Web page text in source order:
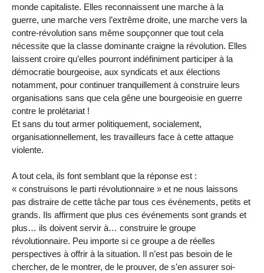
monde capitaliste. Elles reconnaissent une marche à la
guerre, une marche vers l’extrême droite, une marche vers la
contre-révolution sans même soupçonner que tout cela
nécessite que la classe dominante craigne la révolution. Elles
laissent croire qu’elles pourront indéfiniment participer à la
démocratie bourgeoise, aux syndicats et aux élections
notamment, pour continuer tranquillement à construire leurs
organisations sans que cela gêne une bourgeoisie en guerre
contre le prolétariat !
Et sans du tout armer politiquement, socialement,
organisationnellement, les travailleurs face à cette attaque
violente.
A tout cela, ils font semblant que la réponse est :
« construisons le parti révolutionnaire » et ne nous laissons
pas distraire de cette tâche par tous ces événements, petits et
grands. Ils affirment que plus ces événements sont grands et
plus… ils doivent servir à… construire le groupe
révolutionnaire. Peu importe si ce groupe a de réelles
perspectives à offrir à la situation. Il n’est pas besoin de le
chercher, de le montrer, de le prouver, de s’en assurer soi-